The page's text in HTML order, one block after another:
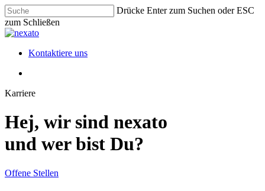
Skip
to
main
Drücke Enter zum Suchen oder ESC
zum Schließen
Close
Menu
Kontaktiere uns
Karriere
Hej, wir sind nexato
und wer bist Du?
Offene Stellen